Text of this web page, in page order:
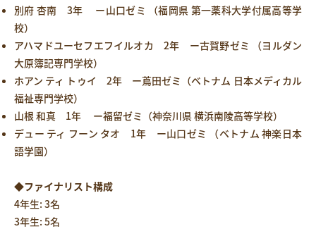
別府 杏南 3年 ー山口ゼミ （福岡県 第一薬科大学付属高等学
校）
アハマドユーセフエフイルオカ 2年 ー古賀野ゼミ （ヨルダン
大原簿記専門学校）
ホアン ティ トゥイ 2年 ー蔦田ゼミ（ベトナム 日本メディカル
福祉専門学校）
山根 和真 1年 ー福留ゼミ（神奈川県 横浜南陵高等学校）
デュー ティ フーン タオ 1年 ー山口ゼミ （ベトナム 神楽日本
語学園）
◆ファイナリスト構成
4年生: 3名
3年生: 5名